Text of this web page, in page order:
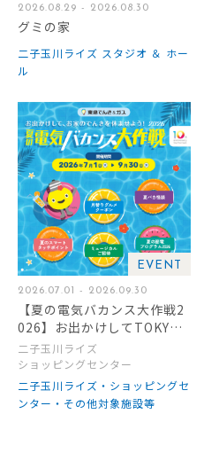
2026.08.29 - 2026.08.30
グミの家
二子玉川ライズ スタジオ ＆ ホー
ル
EVENT
2026.07.01 - 2026.09.30
【夏の電気バカンス大作戦2
026】お出かけしてTOKYU
POINTをもらおう！
二子玉川ライズ
ショッピングセンター
二子玉川ライズ・ショッピングセ
ンター・その他対象施設等